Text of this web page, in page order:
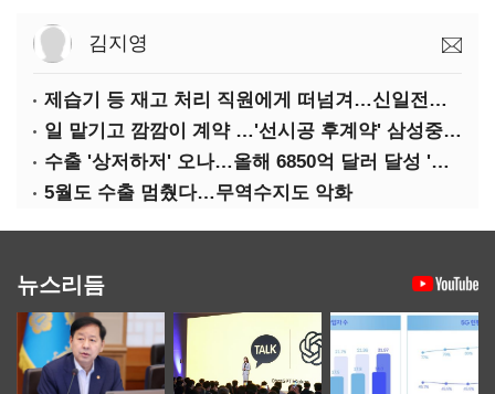
김지영
제습기 등 재고 처리 직원에게 떠넘겨…신일전자 '과징금 처벌'
일 맡기고 깜깜이 계약 …'선시공 후계약' 삼성중공업 덜미
수출 '상저하저' 오나…올해 6850억 달러 달성 '빨간불'
5월도 수출 멈췄다…무역수지도 악화
뉴스리듬